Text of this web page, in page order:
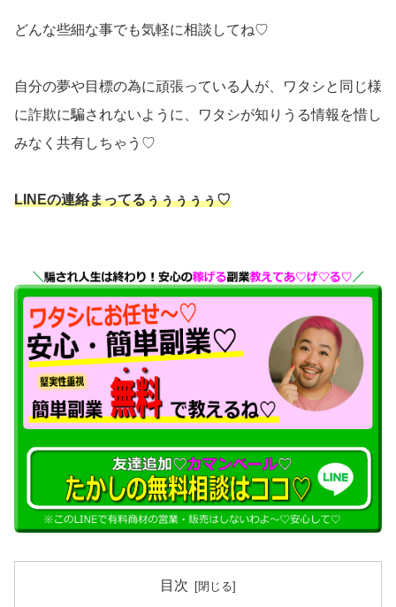
どんな些細な事でも気軽に相談してね♡
自分の夢や目標の為に頑張っている人が、ワタシと同じ様
に詐欺に騙されないように、ワタシが知りうる情報を惜し
みなく共有しちゃう♡
LINEの連絡まってるぅぅぅぅぅ♡
目次